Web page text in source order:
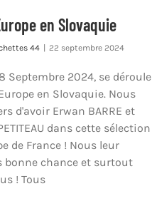
en Slovaquie
44 | 22 septembre 2024
Septembre 2024, se déroule
en Slovaquie. Nous
d'avoir Erwan BARRE et
dans cette sélection
de France ! Nous leur
bonne chance et surtout
! Tous